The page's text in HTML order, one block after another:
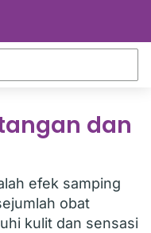
dan
efek samping
obat
kulit dan sensasi